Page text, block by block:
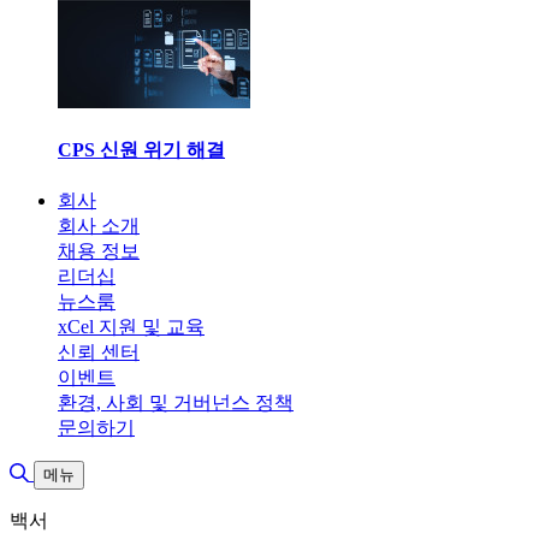
CPS 신원 위기 해결
회사
회사 소개
채용 정보
리더십
뉴스룸
xCel 지원 및 교육
신뢰 센터
이벤트
환경, 사회 및 거버넌스 정책
문의하기
검색 토글
메뉴
백서